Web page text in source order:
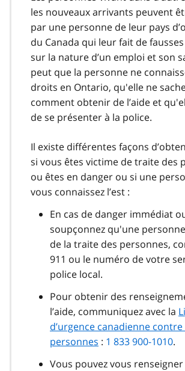
les nouveaux arrivants peuvent
par une personne de leur pays
du Canada qui leur fait de
sur la nature d’un emploi et son
peut que la personne ne
droits en Ontario, qu'elle ne
comment obtenir de l’aide et
de se présenter à la police.
Il existe différentes façons
si vous êtes victime de traite des
ou êtes en danger ou si une
vous connaissez l’est :
En cas de danger immédiat
soupçonnez qu'une
de la traite des personnes,
911 ou le numéro de votre
police local.
Pour obtenir des
l’aide, communiquez avec la
d’urgence canadienne
personnes : 1 833 900-1010.
Vous pouvez vous